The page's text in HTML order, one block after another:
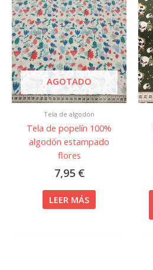
AGOTADO
Tela de algodón
Tela de popelín 100%
algodón estampado
flores
7,95 €
LEER MÁS